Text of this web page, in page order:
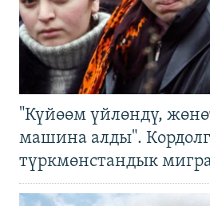
"Күйөөм үйлөндү,
машина алды".
түркмөнстандык